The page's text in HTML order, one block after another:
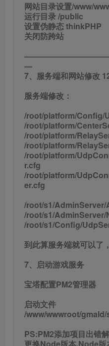
网站目录设置/www/
运行目录 /public
设置伪静态 thinkPHP
关闭防跨站
—
7、服务端和网站修改
服务端修改：
/root/platform/Config/
/root/platform/
/root/platform/
/root/platform/
/root/platform/
r.cfg
/root/platform/
er.cfg
/root/s1/
/root/s1/
/root/s1/Config/
到此算服务端就可以了
7、启动游戏服务
宝塔配置PM2管理器
启动文件
/www/wwwroot/
PS:PM2添加项目出错